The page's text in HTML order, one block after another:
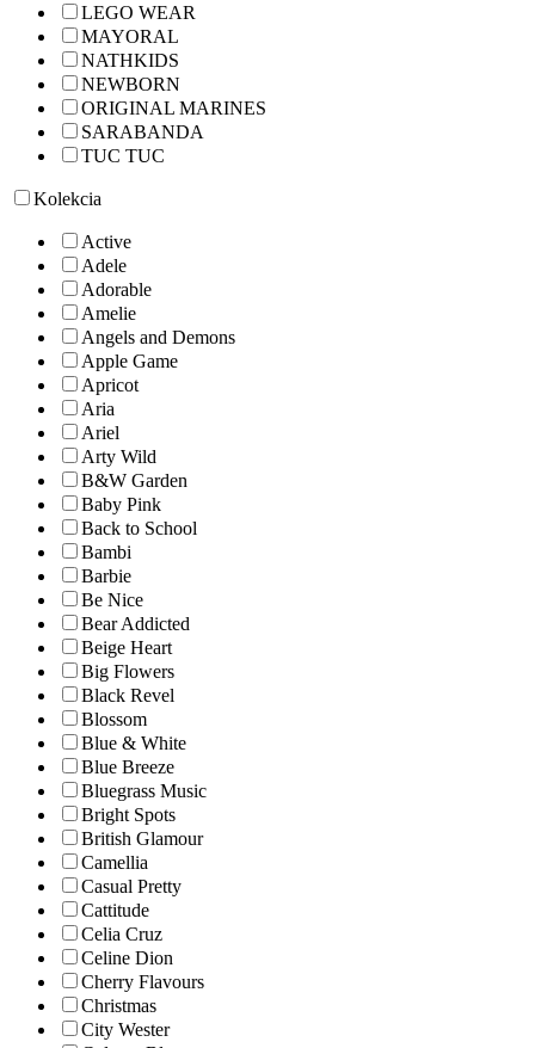
LEGO WEAR
MAYORAL
NATHKIDS
NEWBORN
ORIGINAL MARINES
SARABANDA
TUC TUC
Kolekcia
Active
Adele
Adorable
Amelie
Angels and Demons
Apple Game
Apricot
Aria
Ariel
Arty Wild
B&W Garden
Baby Pink
Back to School
Bambi
Barbie
Be Nice
Bear Addicted
Beige Heart
Big Flowers
Black Revel
Blossom
Blue & White
Blue Breeze
Bluegrass Music
Bright Spots
British Glamour
Camellia
Casual Pretty
Cattitude
Celia Cruz
Celine Dion
Cherry Flavours
Christmas
City Wester